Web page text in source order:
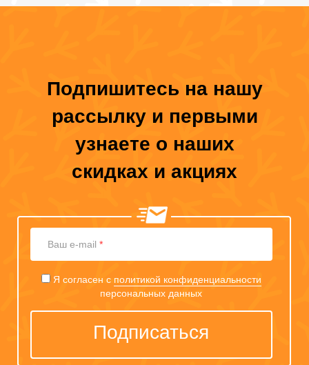
Подпишитесь на нашу
рассылку и первыми
узнаете о наших
скидках и акциях
mail
Ваш e-mail *
Я согласен с политикой конфиденциальности
персональных данных
Подписаться